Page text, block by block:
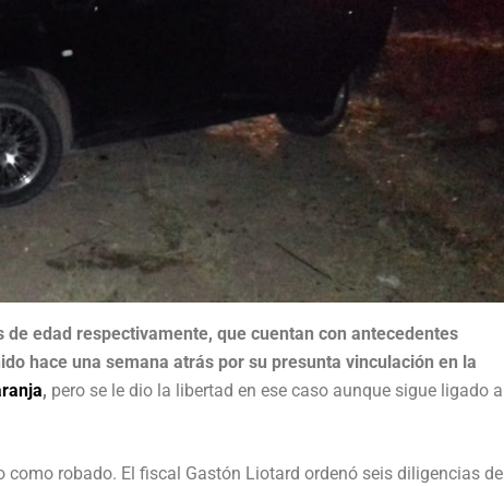
de edad respectivamente, que cuentan con antecedentes
hace una semana atrás por su presunta vinculación en la
, pero se le dio la libertad en ese caso aunque sigue ligado a
robado. El fiscal Gastón Liotard ordenó seis diligencias de